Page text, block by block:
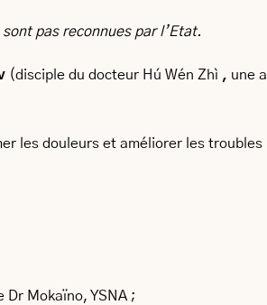
pas reconnues par l’Etat.
(disciple du docteur Hú Wén Zhì , une
les douleurs et améliorer les troubles
Mokaïno, YSNA ;